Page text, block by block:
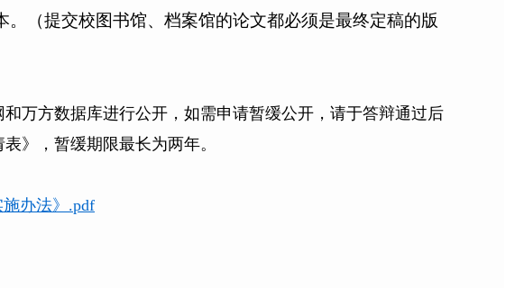
（提交校图书馆、档案馆的论文都必须是最终定稿的版
万方数据库进行公开，如需申请暂缓公开，请于答辩通过后
》，暂缓期限最长为两年。
办法》.pdf